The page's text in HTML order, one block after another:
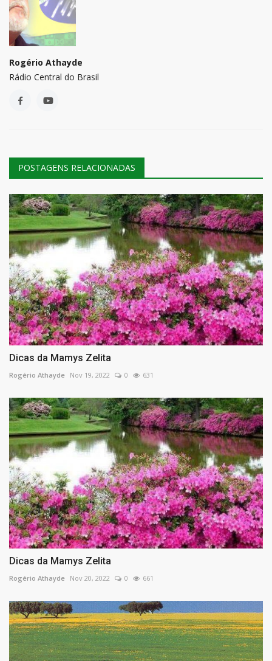
Rogério Athayde
Rádio Central do Brasil
POSTAGENS RELACIONADAS
Dicas da Mamys Zelita
Rogério Athayde Nov 19, 2022 0 631
Dicas da Mamys Zelita
Rogério Athayde Nov 20, 2022 0 661